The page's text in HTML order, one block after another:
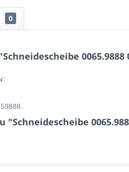
0
0065.9888